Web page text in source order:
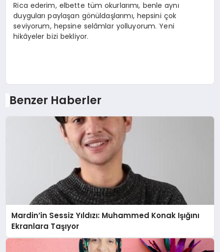
Rica ederim, elbette tüm okurlarımı, benle aynı
duyguları paylaşan gönüldaşlarımı, hepsini çok
seviyorum, hepsine selâmlar yolluyorum. Yeni
hikâyeler bizi bekliyor.
Benzer Haberler
Mardin’in Sessiz Yıldızı: Muhammed Konak Işığını
Ekranlara Taşıyor